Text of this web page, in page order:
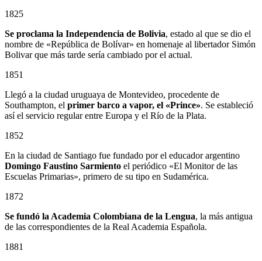
1825
Se proclama la Independencia de Bolivia, estado al que se dio el
nombre de «República de Bolívar» en homenaje al libertador Simón
Bolivar que más tarde sería cambiado por el actual.
1851
Llegó a la ciudad uruguaya de Montevideo, procedente de
Southampton, el primer barco a vapor, el «Prince». Se estableció
así el servicio regular entre Europa y el Río de la Plata.
1852
En la ciudad de Santiago fue fundado por el educador argentino
Domingo Faustino Sarmiento el periódico «El Monitor de las
Escuelas Primarias», primero de su tipo en Sudamérica.
1872
Se fundó la Academia Colombiana de la Lengua, la más antigua
de las correspondientes de la Real Academia Española.
1881